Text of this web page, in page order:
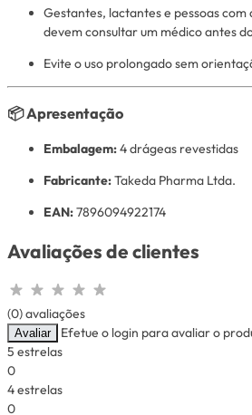
Gestantes, lactantes e pessoas
devem consultar um médico antes
Evite o uso prolongado sem
📦Apresentação
Embalagem:4 drágeas revestidas
Fabricante:Takeda Pharma Ltda.
EAN:7896094922174
Avaliações de clientes
(0) avaliações
Avaliar
Efetue o login para avaliar o
5 estrelas
0
4 estrelas
0